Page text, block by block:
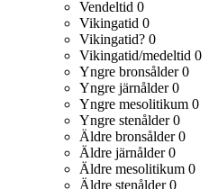
Vendeltid 0
Vikingatid 0
Vikingatid? 0
Vikingatid/medeltid 0
Yngre bronsålder 0
Yngre järnålder 0
Yngre mesolitikum 0
Yngre stenålder 0
Äldre bronsålder 0
Äldre järnålder 0
Äldre mesolitikum 0
Äldre stenålder 0